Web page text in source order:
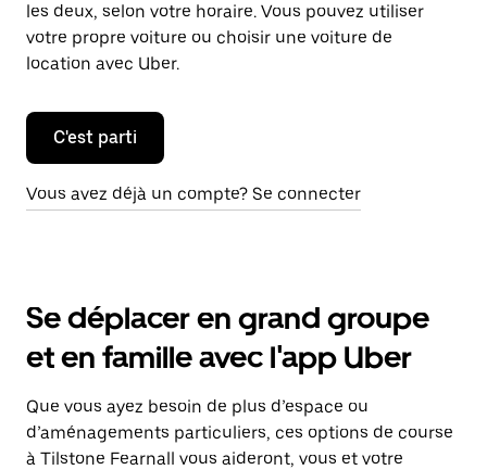
les deux, selon votre horaire. Vous pouvez utiliser
votre propre voiture ou choisir une voiture de
location avec Uber.
C'est parti
Vous avez déjà un compte? Se connecter
Se déplacer en grand groupe
et en famille avec l'app Uber
Que vous ayez besoin de plus d’espace ou
d’aménagements particuliers, ces options de course
à Tilstone Fearnall vous aideront, vous et votre